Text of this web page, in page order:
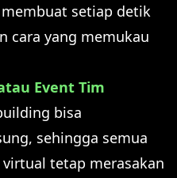
setiap detik
cara yang memukau
Event Tim
bisa
sehingga semua
tetap merasakan